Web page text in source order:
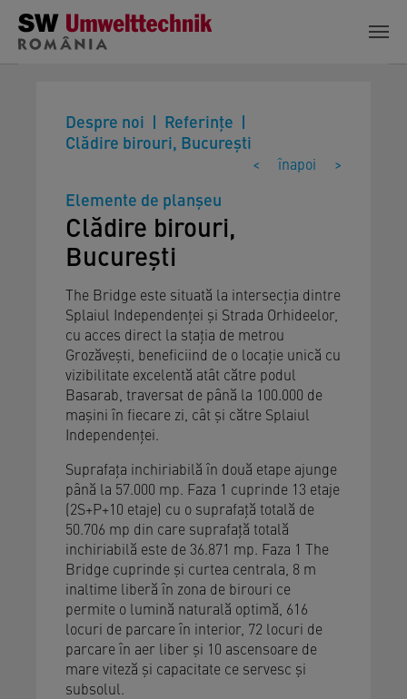
Skip to main content
Despre noi
Referinţe
Clădire birouri, București
< înapoi >
Elemente de planșeu
Clădire birouri,
București
The Bridge este situată la intersecția dintre
Splaiul Independenței și Strada Orhideelor,
cu acces direct la stația de metrou
Grozăvești, beneficiind de o locație unică cu
vizibilitate excelentă atât către podul
Basarab, traversat de până la 100.000 de
mașini în fiecare zi, cât și către Splaiul
Independenței.
Suprafața inchiriabilă în două etape ajunge
până la 57.000 mp. Faza 1 cuprinde 13 etaje
(2S+P+10 etaje) cu o suprafață totală de
50.706 mp din care suprafață totală
inchiriabilă este de 36.871 mp. Faza 1 The
Bridge cuprinde și curtea centrala, 8 m
inaltime liberă în zona de birouri ce
permite o lumină naturală optimă, 616
locuri de parcare în interior, 72 locuri de
parcare în aer liber și 10 ascensoare de
mare viteză și capacitate ce servesc și
subsolul.